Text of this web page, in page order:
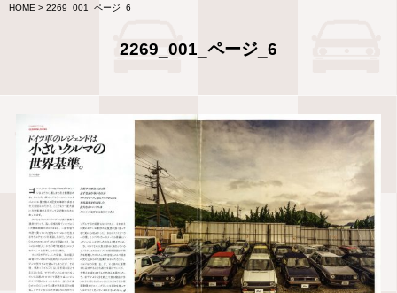
HOME > 2269_001_ページ_6
2269_001_ページ_6